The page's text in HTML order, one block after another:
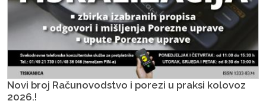
Novi broj Računovodstvo i porezi u praksi kolovoz
2026.!